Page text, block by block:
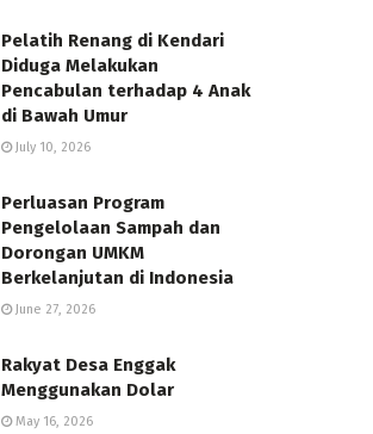
Pelatih Renang di Kendari
Diduga Melakukan
Pencabulan terhadap 4 Anak
di Bawah Umur
July 10, 2026
Perluasan Program
Pengelolaan Sampah dan
Dorongan UMKM
Berkelanjutan di Indonesia
June 27, 2026
Rakyat Desa Enggak
Menggunakan Dolar
May 16, 2026